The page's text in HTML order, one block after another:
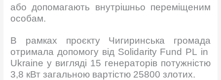
або допомагають внутрішньо переміщеним
особам.
В рамках проєкту Чигиринська громада
отримала допомогу від Solidarity Fund PL in
Ukraine у вигляді 15 генераторів потужністю
3,8 кВт загальною вартістю 25800 злотих.